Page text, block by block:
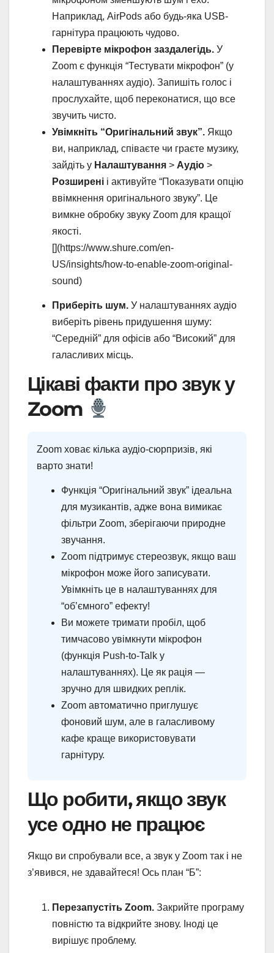
Наприклад, AirPods або будь-яка USB-
гарнітура працюють чудово.
Перевірте мікрофон заздалегідь. У
Zoom є функція “Тестувати мікрофон” (у
налаштуваннях аудіо). Запишіть голос і
прослухайте, щоб переконатися, що все
звучить чисто.
Увімкніть “Оригінальний звук”. Якщо
ви, наприклад, співаєте чи граєте музику,
зайдіть у Налаштування > Аудіо >
Розширені і активуйте “Показувати опцію
ввімкнення оригінального звуку”. Це
вимкне обробку звуку Zoom для кращої
якості.
[](https://www.shure.com/en-
US/insights/how-to-enable-zoom-original-
sound)
Приберіть шум. У налаштуваннях аудіо
виберіть рівень придушення шуму:
“Середній” для офісів або “Високий” для
галасливих місць.
Цікаві факти про звук у
Zoom
Zoom ховає кілька аудіо-сюрпризів, які
варто знати!
Функція “Оригінальний звук” ідеальна
для музикантів, адже вона вимикає
фільтри Zoom, зберігаючи природне
звучання.
Zoom підтримує стереозвук, якщо ваш
мікрофон може його записувати.
Увімкніть це в налаштуваннях для
“об’ємного” ефекту!
Ви можете тримати пробіл, щоб
тимчасово увімкнути мікрофон
(функція Push-to-Talk у
налаштуваннях). Це як рація —
зручно для швидких реплік.
Zoom автоматично приглушує
фоновий шум, але в галасливому
кафе краще використовувати
гарнітуру.
Що робити, якщо звук
усе одно не працює
Якщо ви спробували все, а звук у Zoom так і не
з’явився, не здавайтеся! Ось план “Б”:
Перезапустіть Zoom. Закрийте програму
повністю та відкрийте знову. Іноді це
вирішує проблему.